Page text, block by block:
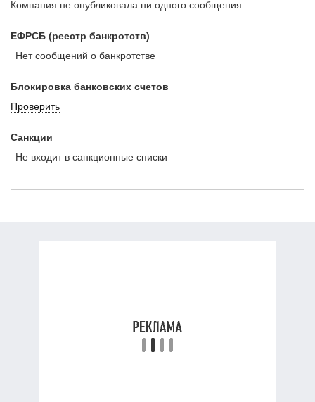
Компания не опубликовала ни одного сообщения
ЕФРСБ (реестр банкротств)
Нет сообщений о банкротстве
Блокировка банковских счетов
Проверить
Санкции
Не входит в санкционные списки